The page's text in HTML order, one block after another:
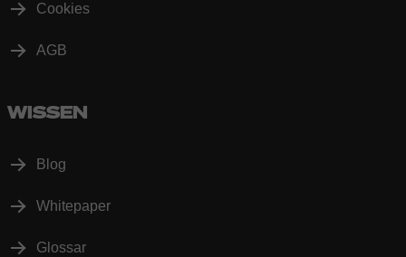
Cookies
AGB
WISSEN
Blog
Whitepaper
Glossar